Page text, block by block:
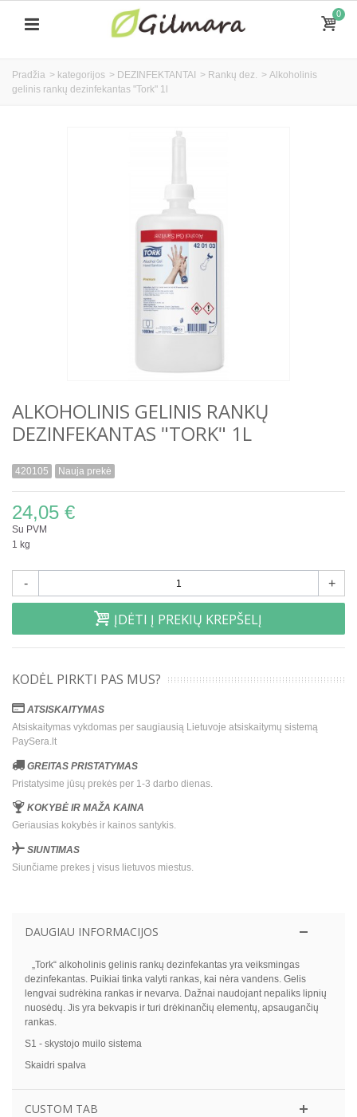
0
Pradžia > kategorijos > DEZINFEKTANTAI > Rankų dez. > Alkoholinis
gelinis rankų dezinfekantas "Tork" 1l
ALKOHOLINIS GELINIS RANKŲ
DEZINFEKANTAS "TORK" 1L
420105 Nauja prekė
24,05 €
Su PVM
1 kg
- +
ĮDĖTI Į PREKIŲ KREPŠELĮ
KODĖL PIRKTI PAS MUS?
ATSISKAITYMAS
Atsiskaitymas vykdomas per saugiausią Lietuvoje atsiskaitymų sistemą
PaySera.lt
GREITAS PRISTATYMAS
Pristatysime jūsų prekės per 1-3 darbo dienas.
KOKYBĖ IR MAŽA KAINA
Geriausias kokybės ir kainos santykis.
SIUNTIMAS
Siunčiame prekes į visus lietuvos miestus.
DAUGIAU INFORMACIJOS
„Tork“ alkoholinis gelinis rankų dezinfekantas yra veiksmingas
dezinfekantas. Puikiai tinka valyti rankas, kai nėra vandens. Gelis
lengvai sudrėkina rankas ir nevarva. Dažnai naudojant nepaliks lipnių
nuosėdų. Jis yra bekvapis ir turi drėkinančių elementų, apsaugančių
rankas.
S1 - skystojo muilo sistema
Skaidri spalva
CUSTOM TAB